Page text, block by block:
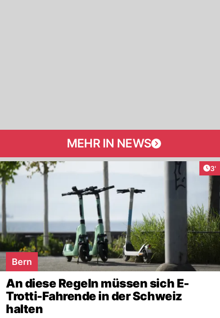
MEHR IN NEWS
3'
Bern
An diese Regeln müssen sich E-
Trotti-Fahrende in der Schweiz
halten